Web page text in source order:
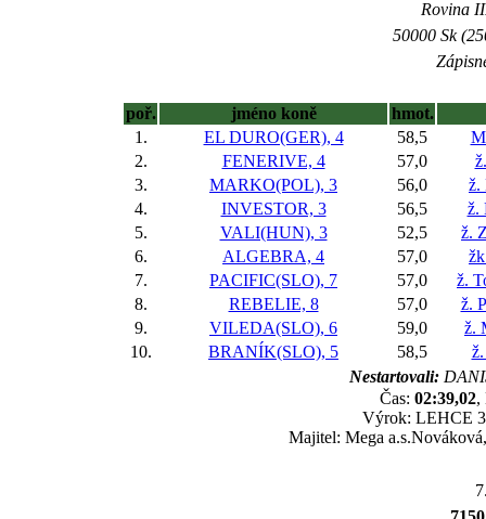
Rovina
50000 Sk
poř. jméno koně
hmot.
1.
EL DURO(GER), 4 58,5
2.
FENERIVE, 4 57,0
3.
MARKO(POL), 3 56,0
ž.
4.
INVESTOR, 3 56,5
ž.
5.
VALI(HUN), 3 52,5
ž.
6.
ALGEBRA, 4 57,0
7.
PACIFIC(SLO), 7 57,0
ž.
8.
REBELIE, 8 57,0
ž.
9.
VILEDA(SLO), 6 59,0
ž.
10.
BRANÍK(SLO), 5 58,5
Nestartovali:
Čas: 02:39,02,
Výrok: LEHCE
Majitel: Mega